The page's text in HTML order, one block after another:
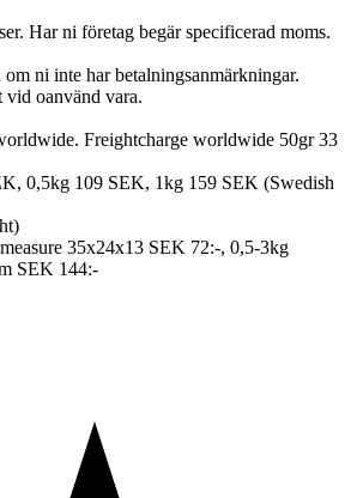
Har ni företag begär specificerad moms.
ni inte har betalningsanmärkningar.
vid oanvänd vara.
Freightcharge worldwide 50gr 33
0,5kg 109 SEK, 1kg 159 SEK (Swedish
35x24x13 SEK 72:-, 0,5-3kg
SEK 144:-